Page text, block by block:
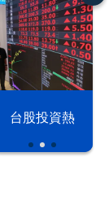
台股投資熱
嗆政府擋疫
來了 荒謬語